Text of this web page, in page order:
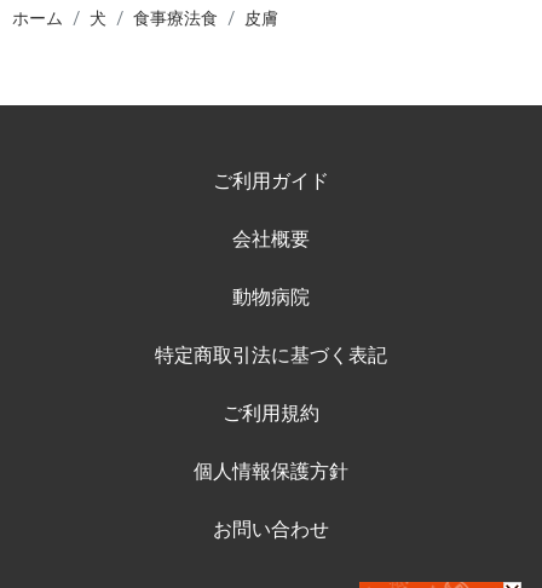
ホーム 犬 食事療法食 皮膚
ご利用ガイド
会社概要
動物病院
特定商取引法に基づく表記
ご利用規約
個人情報保護方針
お問い合わせ